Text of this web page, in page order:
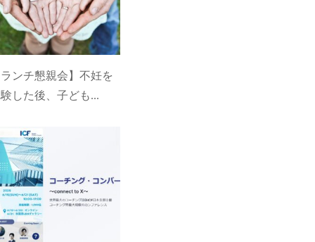
ランチ懇親会】不妊を
した後、子ども...